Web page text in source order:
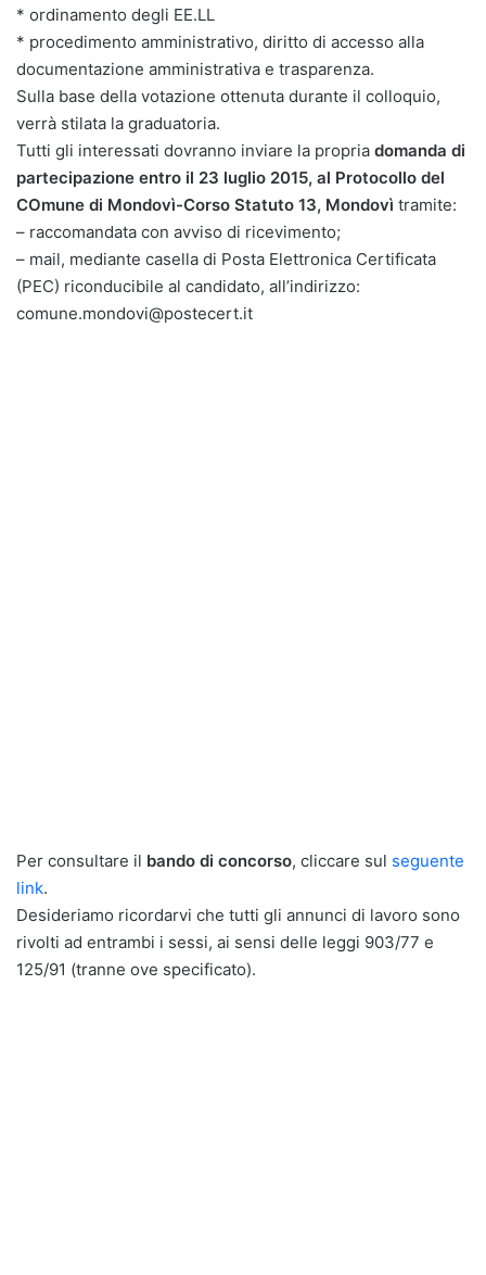
* ordinamento degli EE.LL
* procedimento amministrativo, diritto di accesso alla
documentazione amministrativa e trasparenza.
Sulla base della votazione ottenuta durante il colloquio,
verrà stilata la graduatoria.
Tutti gli interessati dovranno inviare la propria domanda di
partecipazione entro il 23 luglio 2015, al Protocollo del
COmune di Mondovì-Corso Statuto 13, Mondovì tramite:
– raccomandata con avviso di ricevimento;
– mail, mediante casella di Posta Elettronica Certificata
(PEC) riconducibile al candidato, all’indirizzo:
comune.mondovi@postecert.it
Per consultare il bando di concorso, cliccare sul seguente
link.
Desideriamo ricordarvi che tutti gli annunci di lavoro sono
rivolti ad entrambi i sessi, ai sensi delle leggi 903/77 e
125/91 (tranne ove specificato).